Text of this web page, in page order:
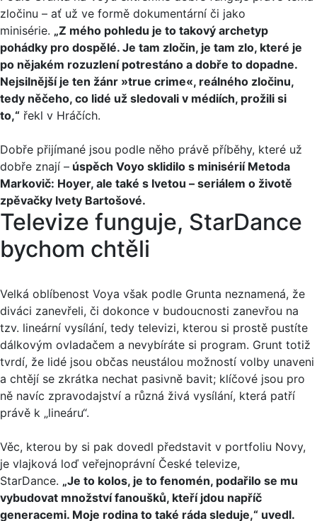
zločinu – ať už ve formě dokumentární či jako
minisérie. „Z mého pohledu je to takový archetyp
pohádky pro dospělé. Je tam zločin, je tam zlo, které je
po nějakém rozuzlení potrestáno a dobře to dopadne.
Nejsilnější je ten žánr »true crime«, reálného zločinu,
tedy něčeho, co lidé už sledovali v médiích, prožili si
to,“ řekl v Hráčích.
Dobře přijímané jsou podle něho právě příběhy, které už
dobře znají – úspěch Voyo sklidilo s minisérií Metoda
Markovič: Hoyer, ale také s Ivetou – seriálem o životě
zpěvačky Ivety Bartošové.
Televize funguje, StarDance
bychom chtěli
Velká oblíbenost Voya však podle Grunta neznamená, že
diváci zanevřeli, či dokonce v budoucnosti zanevřou na
tzv. lineární vysílání, tedy televizi, kterou si prostě pustíte
dálkovým ovladačem a nevybíráte si program. Grunt totiž
tvrdí, že lidé jsou občas neustálou možností volby unaveni
a chtějí se zkrátka nechat pasivně bavit; klíčové jsou pro
ně navíc zpravodajství a různá živá vysílání, která patří
právě k „lineáru“.
Věc, kterou by si pak dovedl představit v portfoliu Novy,
je vlajková loď veřejnoprávní České televize,
StarDance. „Je to kolos, je to fenomén, podařilo se mu
vybudovat množství fanoušků, kteří jdou napříč
generacemi. Moje rodina to také ráda sleduje,“ uvedl.